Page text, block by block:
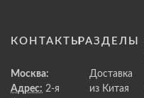
КОНТАКТЫ
Москва:
Адрес: 2-я
РАЗДЕЛЫ
Доставка
из Китая